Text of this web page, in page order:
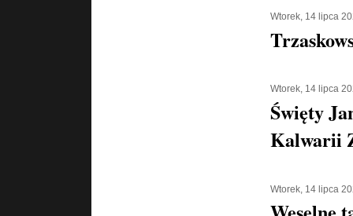
Wtorek, 14 lipca
Wtorek, 14 lipca
Święty
Kalwarii
Wtorek, 14 lipca